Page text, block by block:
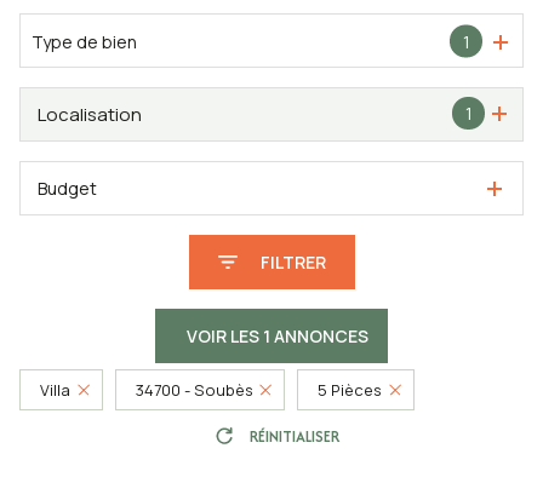
Type de bien 1
1
Localisation
Budget
FILTRER
VOIR LES 1 ANNONCES
Villa 34700 - Soubès 5 Pièces
RÉINITIALISER